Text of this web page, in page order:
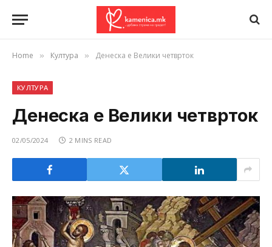
Home » Култура » Денеска е Велики четврток
КУЛТУРА
Денеска е Велики четврток
02/05/2024 2 MINS READ